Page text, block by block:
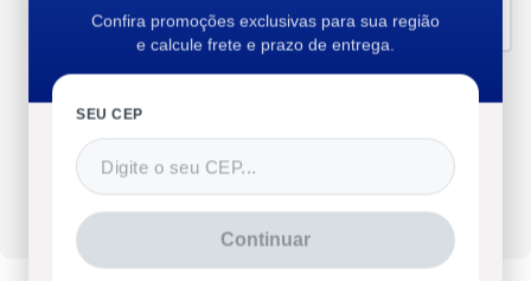
Confira promoções exclusivas para sua região
e calcule frete e prazo de entrega.
SEU CEP
Continuar
Organizar por Mais antigos primeiro